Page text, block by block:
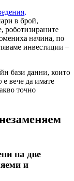
в брой,
роботизираните
начина, по
инвестиции –
бази данни, които
вече да имате
точно
на две
и